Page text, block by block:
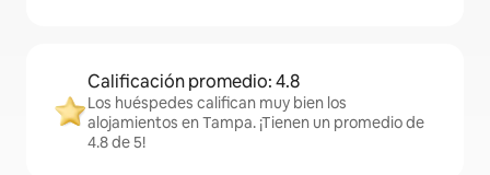
Calificación promedio: 4.8
Los huéspedes califican muy bien los
alojamientos en Tampa. ¡Tienen un promedio de
4.8 de 5!